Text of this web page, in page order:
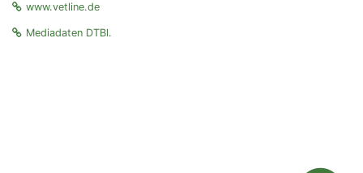
www.vetline.de
Mediadaten DTBl.